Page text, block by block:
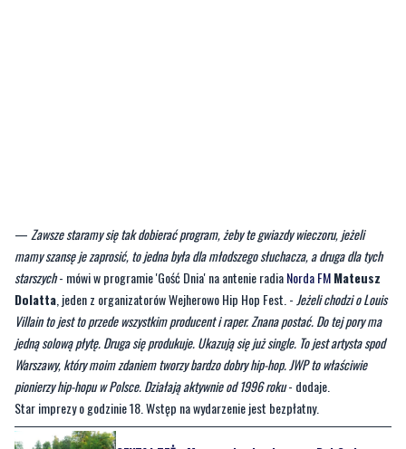
Dolatta, jeden z organizatorów Wejherowo Hip Hop Fest. -Jeżeli chodzi o Louis
Villain to jest to przede wszystkim producent i raper. Znana postać. Do tej pory ma
jedną solową płytę. Druga się produkuje. Ukazują się już single. To jest artysta spod
Warszawy, który moim zdaniem tworzy bardzo dobry hip-hop. JWP to właściwie
pionierzy hip-hopu w Polsce. Działają aktywnie od 1996 roku- dodaje.
Star imprezy o godzinie 18. Wstęp na wydarzenie jest bezpłatny.
CZYTAJ TEŻ:Mezo gwiazdą wieczoru Dni Gminy
Wejherowo. Sprawdźcie program